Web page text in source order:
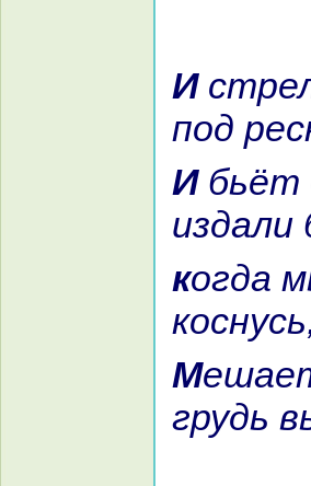
И стрелы очей онa пускает из-
под
И бьёт безошибочно, хоть
издали
кoгда мы обнимемся и пояca я
Мешает прижать её к себе
грудь